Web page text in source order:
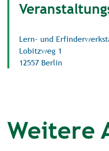
Lern- und
Lobitzweg 1
12557 Berlin
Weitere